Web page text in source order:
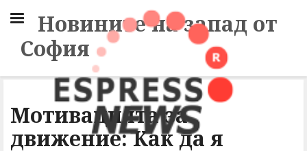
Новините на запад от
София
Мотивацията за
движение: Kак да я